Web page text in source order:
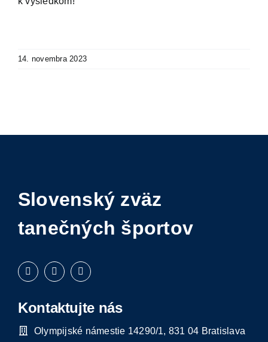
14. novembra 2023
Slovenský zväz
tanečných športov
Kontaktujte nás
Olympijské námestie 14290/1, 831 04 Bratislava